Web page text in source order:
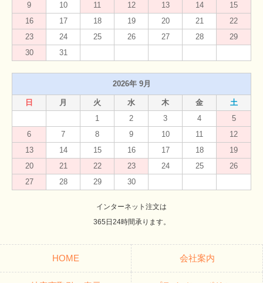
9
10 11 12 13 14
15
16
17 18 19 20 21
22
23
24 25 26 27 28
29
30
31
2026年 9月
日 月 火 水 木 金
土
1
2 3 4
5
6
7 8 9 10 11
12
13
14 15 16 17 18
19
20
21 22 23 24 25
26
27
28 29 30
インターネット注文は
365日24時間承ります。
HOME 会社案内